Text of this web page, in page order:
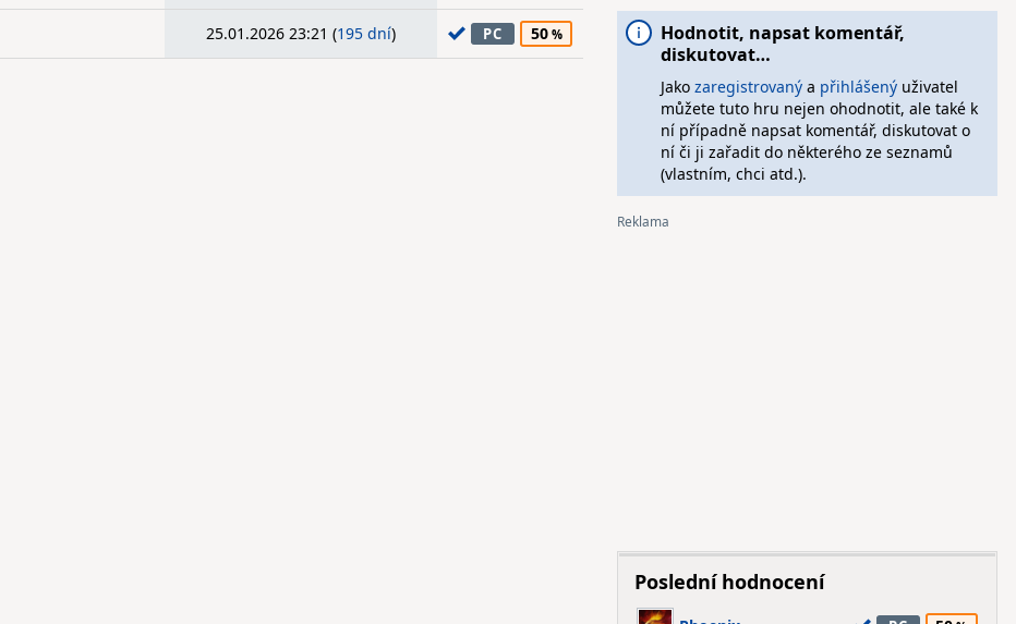
25.01.2026 23:21 (195 dní) PC 50
Hodnotit, napsat komentář,
diskutovat…
Jako zaregistrovanýa přihlášenýuživatel
můžete tuto hru nejen ohodnotit, ale také k
ní případně napsat komentář, diskutovat o
ní či ji zařadit do některého ze seznamů
(vlastním, chci atd.).
Poslední hodnocení